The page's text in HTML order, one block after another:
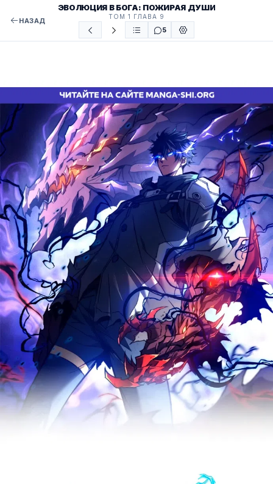
НАЗАД
ЭВОЛЮЦИЯ В БОГА: ПОЖИРАЯ ДУШИ
ТОМ 1 ГЛАВА 9
5